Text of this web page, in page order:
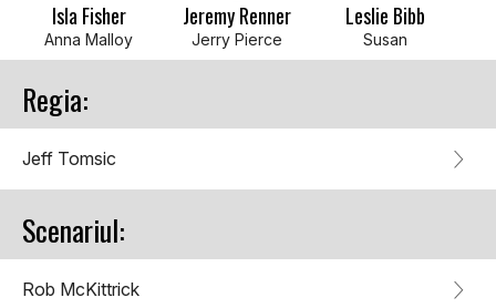
Isla Fisher
Anna Malloy
Jeremy Renner
Jerry Pierce
Leslie Bibb
Susan
Regia:
Jeff Tomsic
Scenariul:
Rob McKittrick